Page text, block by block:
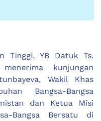
Tinggi, YB Datuk Ts.
kunjungan
Wakil Khas
Bangsa-Bangsa
dan Ketua Misi
Bangsa Bersatu di